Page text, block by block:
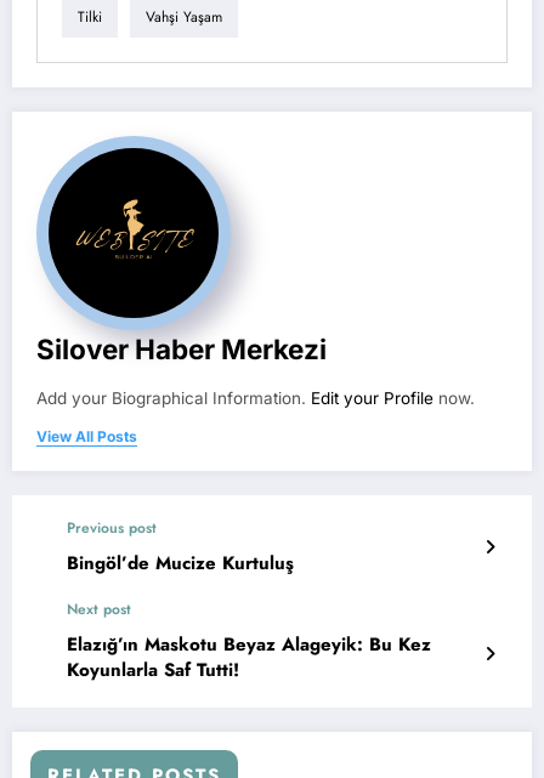
Tilki Vahşi Yaşam
Silover Haber Merkezi
Add your Biographical Information. Edit your Profile now.
View All Posts
Previous post
Bingöl’de Mucize Kurtuluş
Next post
Elazığ’ın Maskotu Beyaz Alageyik: Bu Kez
Koyunlarla Saf Tutti!